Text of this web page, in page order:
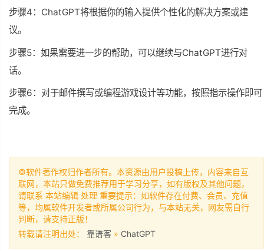
步骤4：ChatGPT将根据你的输入提供个性化的解决方案或建
议。
步骤5：如果需要进一步的帮助，可以继续与ChatGPT进行对
话。
步骤6：对于邮件撰写或编程游戏设计等功能，按照指示操作即可
完成。
©软件著作权归作者所有。本资源由用户投稿上传，内容来自互
联网，本站只做免费推荐用于学习分享，如有版权及其他问题，
请联系 本站编辑 处理 重要提示：如软件存在付费、会员、充值
等，均属软件开发者或所属公司行为，与本站无关，网友需自行
判断，请支持正版！
转载请注明出处： 靠谱客 » ChatGPT